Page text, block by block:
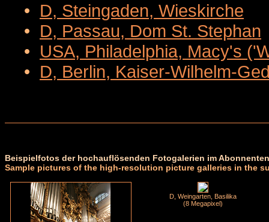
• D, Steingaden, Wieskirche
• D, Passau, Dom St. Stephan
• USA, Philadelphia, Macy's
• D, Berlin, Kaiser-Wilhelm-
Beispielfotos der hochauflösenden Fotogalerien im
Sample pictures of the high-resolution picture galleries in the
D, Weingarten, Basilika
(8 Megapixel)